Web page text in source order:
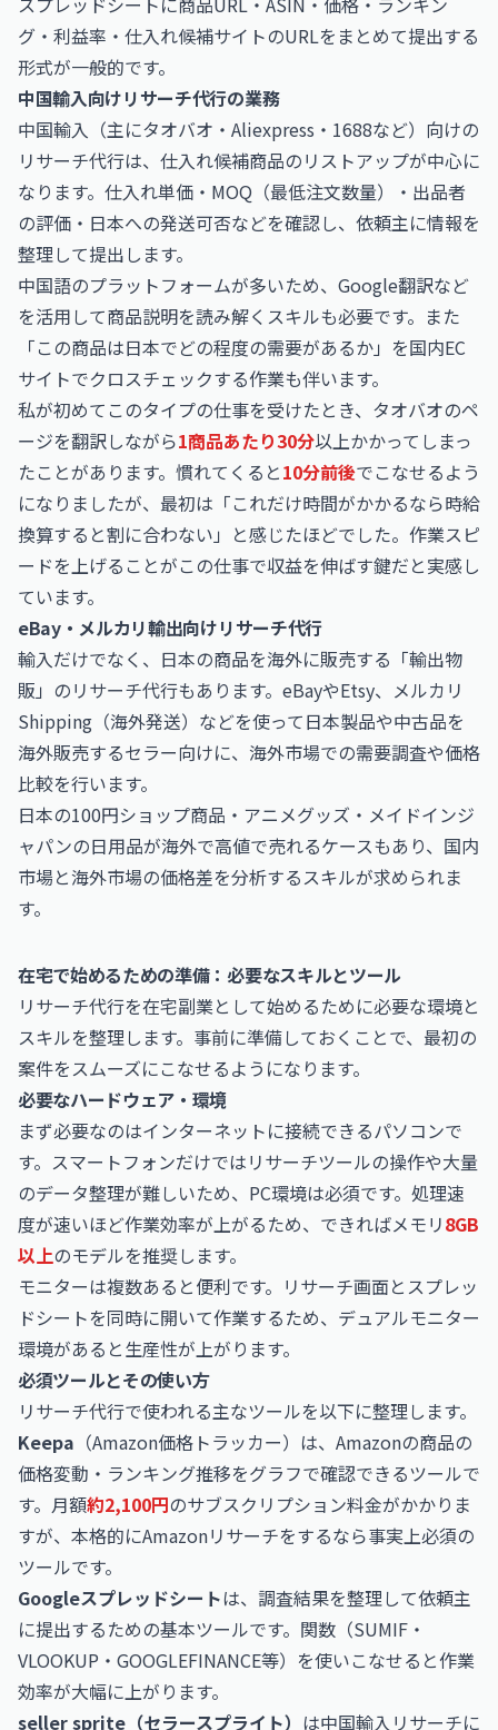
グ・利益率・仕入れ候補サイトのURLをまとめて提出する
形式が一般的です。
中国輸入向けリサーチ代行の業務
中国輸入（主にタオバオ・Aliexpress・1688など）向けの
リサーチ代行は、仕入れ候補商品のリストアップが中心に
なります。仕入れ単価・MOQ（最低注文数量）・出品者
の評価・日本への発送可否などを確認し、依頼主に情報を
整理して提出します。
中国語のプラットフォームが多いため、Google翻訳など
を活用して商品説明を読み解くスキルも必要です。また
「この商品は日本でどの程度の需要があるか」を国内EC
サイトでクロスチェックする作業も伴います。
私が初めてこのタイプの仕事を受けたとき、タオバオのペ
ージを翻訳しながら1商品あたり30分以上かかってしまっ
たことがあります。慣れてくると10分前後でこなせるよう
になりましたが、最初は「これだけ時間がかかるなら時給
換算すると割に合わない」と感じたほどでした。作業スピ
ードを上げることがこの仕事で収益を伸ばす鍵だと実感し
ています。
eBay・メルカリ輸出向けリサーチ代行
輸入だけでなく、日本の商品を海外に販売する「輸出物
販」のリサーチ代行もあります。eBayやEtsy、メルカリ
Shipping（海外発送）などを使って日本製品や中古品を
海外販売するセラー向けに、海外市場での需要調査や価格
比較を行います。
日本の100円ショップ商品・アニメグッズ・メイドインジ
ャパンの日用品が海外で高値で売れるケースもあり、国内
市場と海外市場の価格差を分析するスキルが求められま
す。
在宅で始めるための準備：必要なスキルとツール
リサーチ代行を在宅副業として始めるために必要な環境と
スキルを整理します。事前に準備しておくことで、最初の
案件をスムーズにこなせるようになります。
必要なハードウェア・環境
まず必要なのはインターネットに接続できるパソコンで
す。スマートフォンだけではリサーチツールの操作や大量
のデータ整理が難しいため、PC環境は必須です。処理速
度が速いほど作業効率が上がるため、できればメモリ8GB
以上のモデルを推奨します。
モニターは複数あると便利です。リサーチ画面とスプレッ
ドシートを同時に開いて作業するため、デュアルモニター
環境があると生産性が上がります。
必須ツールとその使い方
リサーチ代行で使われる主なツールを以下に整理します。
Keepa （Amazon価格トラッカー）は、Amazonの商品の
価格変動・ランキング推移をグラフで確認できるツールで
す。月額約2,100円のサブスクリプション料金がかかりま
すが、本格的にAmazonリサーチをするなら事実上必須の
ツールです。
Googleスプレッドシートは、調査結果を整理して依頼主
に提出するための基本ツールです。関数（SUMIF・
VLOOKUP・GOOGLEFINANCE等）を使いこなせると作業
効率が大幅に上がります。
seller sprite（セラースプライト） は中国輸入リサーチに